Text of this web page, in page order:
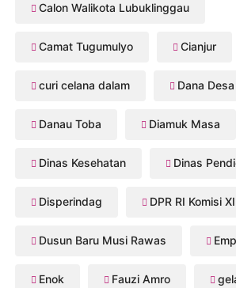
Calon Walikota Lubuklinggau
Camat Tugumulyo Cianjur
curi celana dalam Dana
Danau Toba Diamuk Masa
Dinas Kesehatan Dinas
Disperindag DPR RI Komisi XI
Dusun Baru Musi Rawas
Enok Fauzi Amro